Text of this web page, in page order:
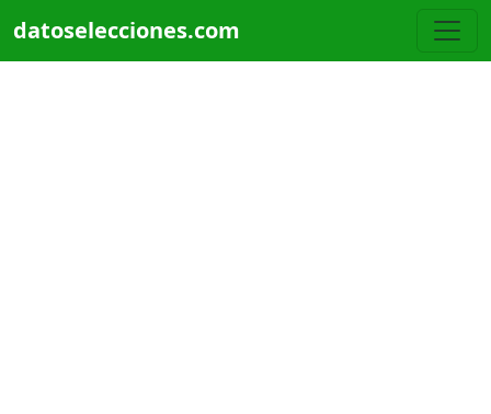
datoselecciones.com